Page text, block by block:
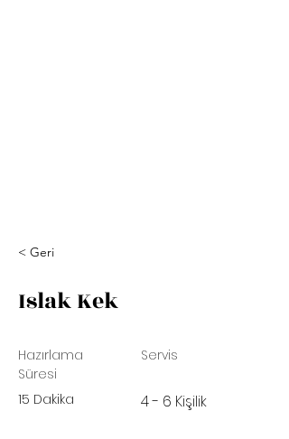
< Geri
Islak Kek
Hazırlama
Süresi
15 Dakika
Servis
4 - 6 Kişilik